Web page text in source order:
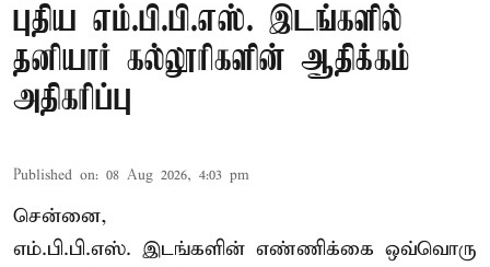
புதிய எம்.பி.பி.எஸ். இடங்களில்
தனியார் கல்லூரிகளின் ஆதிக்கம்
அதிகரிப்பு
Published on: 08 Aug 2026, 4:03 pm
சென்னை,
எம்.பி.பி.எஸ். இடங்களின் எண்ணிக்கை ஒவ்வொரு